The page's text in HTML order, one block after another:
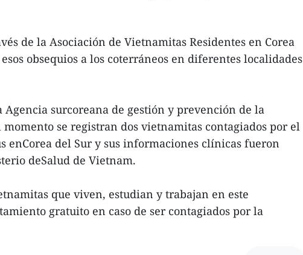
de la Asociación de Vietnamitas Residentes en Corea
obsequios a los coterráneos en diferentes localidades
Agencia surcoreana de gestión y prevención de la
se registran dos vietnamitas contagiados por el
enCorea del Sur y sus informaciones clínicas fueron
deSalud de Vietnam.
que viven, estudian y trabajan en este
gratuito en caso de ser contagiados por la